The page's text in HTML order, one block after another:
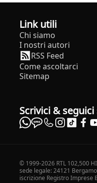
Link utili
Chi siamo
I nostri autori
RSS Feed
Come ascoltarci
Sitemap
Scrivici &
© 1999-2026 RTL 102,500
sede legale: 24121
iscrizione Registro Imprese